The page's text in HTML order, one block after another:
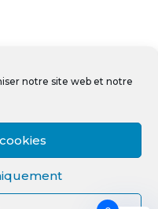
notre site web et notre
2023 – Tous
par